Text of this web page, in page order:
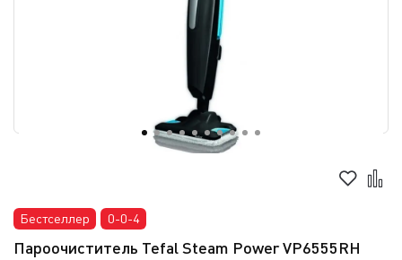
Бестселлер 0-0-4
Пароочиститель Tefal Steam Power VP6555RH